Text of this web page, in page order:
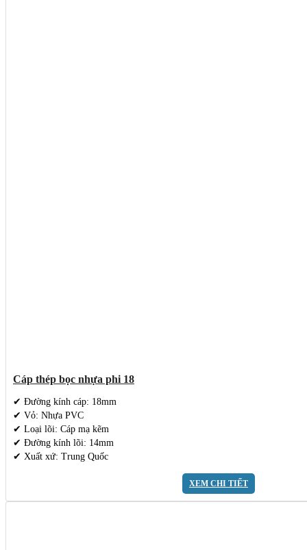
Cáp thép bọc nhựa phi 18
✔ Đường kính cáp: 18mm
✔ Vỏ: Nhựa PVC
✔ Loại lõi: Cáp mạ kẽm
✔ Đường kính lõi: 14mm
✔ Xuất xứ: Trung Quốc
XEM CHI TIẾT